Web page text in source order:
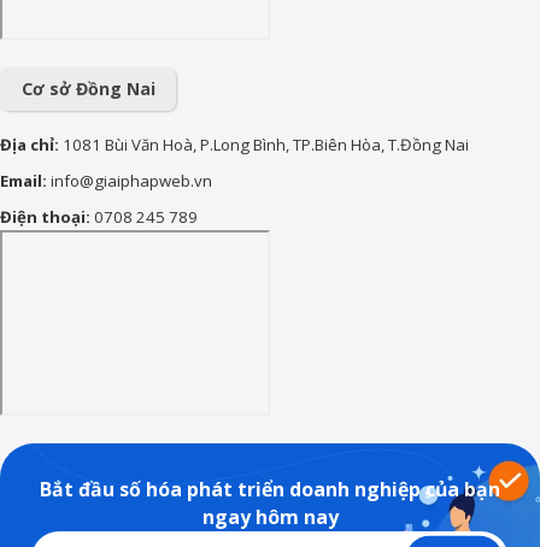
Cơ sở Đồng Nai
Địa chỉ: 1081 Bùi Văn Hoà, P.Long Bình, TP.Biên Hòa, T.Đồng Nai
Email: info@giaiphapweb.vn
Điện thoại: 0708 245 789
Bắt đầu số hóa phát triển doanh nghiệp của bạn
ngay hôm nay